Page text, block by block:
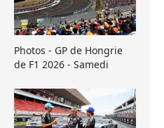
Photos - GP de Hongrie
de F1 2026 - Samedi